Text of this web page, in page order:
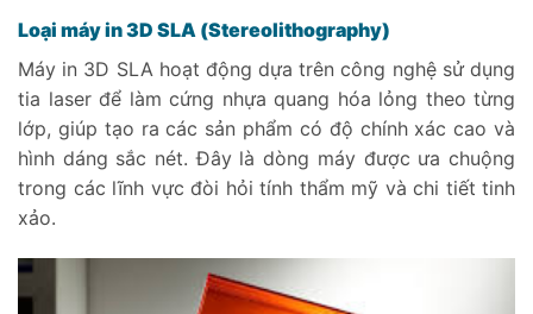
Loại máy in 3D SLA (Stereolithography)
Máy in 3D SLA hoạt động dựa trên công nghệ sử dụng
tia laser để làm cứng nhựa quang hóa lỏng theo từng
lớp, giúp tạo ra các sản phẩm có độ chính xác cao và
hình dáng sắc nét. Đây là dòng máy được ưa chuộng
trong các lĩnh vực đòi hỏi tính thẩm mỹ và chi tiết tinh
xảo.